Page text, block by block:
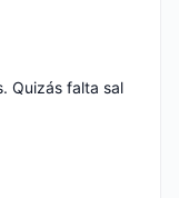
Quizás falta sal